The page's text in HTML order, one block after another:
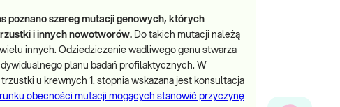
poznano szereg mutacji genowych, których
i innych nowotworów. Do takich mutacji należą
innych. Odziedziczenie wadliwego genu stwarza
planu badań profilaktycznych. W
u krewnych 1. stopnia wskazana jest konsultacja
obecności mutacji mogących stanowić przyczynę